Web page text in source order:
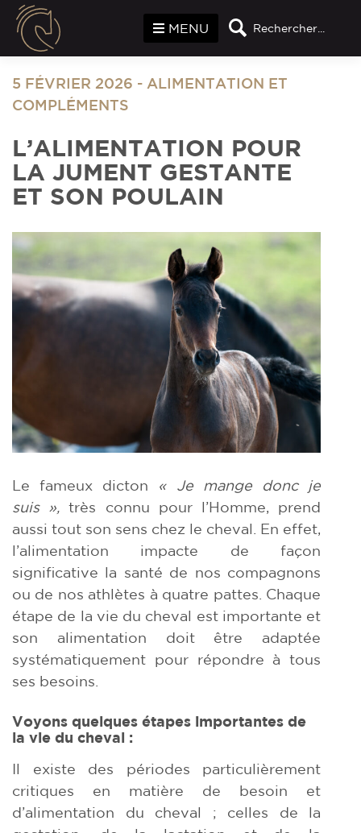
Rechercher...
MENU
5 FÉVRIER 2026 - ALIMENTATION ET
COMPLÉMENTS
L’ALIMENTATION POUR
LA JUMENT GESTANTE
ET SON POULAIN
Le fameux dicton « Je mange donc je
suis »,
très connu pour l’Homme, prend
aussi tout son sens chez le cheval. En effet,
l’alimentation impacte de façon
significative la santé de nos compagnons
ou de nos athlètes à quatre pattes. Chaque
étape de la vie du cheval est importante et
son alimentation doit être adaptée
systématiquement pour répondre à tous
ses besoins.
Voyons quelques étapes importantes de
la vie du cheval :
Il existe des périodes particulièrement
critiques en matière de besoin et
d’alimentation du cheval ; celles de la
Panneau de gestion des cookies